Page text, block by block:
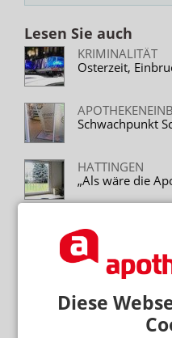
Diese
Lesen Sie auch
KRIMINALITÄT
Osterzeit,
Schwachpunkt
HATTINGEN
„Als wäre die
Falscher Alarm: Apotheke
BERLIN
Apotheker